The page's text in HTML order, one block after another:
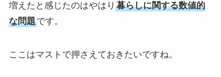
増えたと感じたのはやはり 暮らしに関する数値的
な問題です。
ここはマストで押さえておきたいですね。